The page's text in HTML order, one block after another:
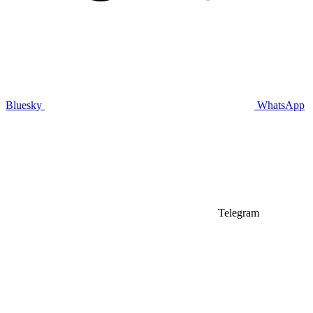
Bluesky WhatsApp
Telegram